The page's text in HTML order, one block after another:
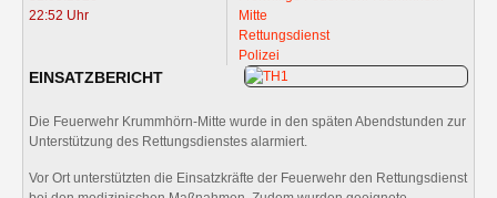
22:52 Uhr
Mitte
Rettungsdienst
Polizei
EINSATZBERICHT
Die Feuerwehr Krummhörn-Mitte wurde in den späten Abendstunden zur
Unterstützung des Rettungsdienstes alarmiert.
Vor Ort unterstützten die Einsatzkräfte der Feuerwehr den Rettungsdienst